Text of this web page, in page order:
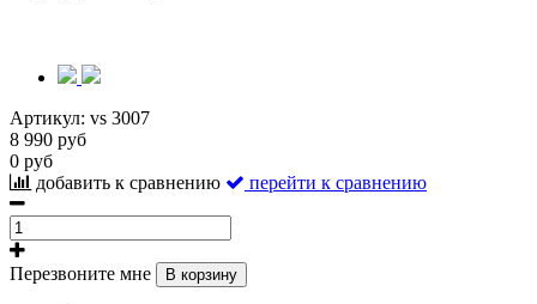
Артикул: vs 3007
8 990 руб
0 руб
добавить к сравнению
перейти к сравнению
Перезвоните мне В корзину